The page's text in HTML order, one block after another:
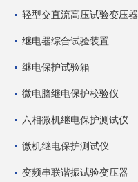
轻型交直流高压试验变压器
继电器综合试验装置
继电保护试验箱
微电脑继电保护校验仪
六相微机继电保护测试仪
微机继电保护测试仪
变频串联谐振试验变压器